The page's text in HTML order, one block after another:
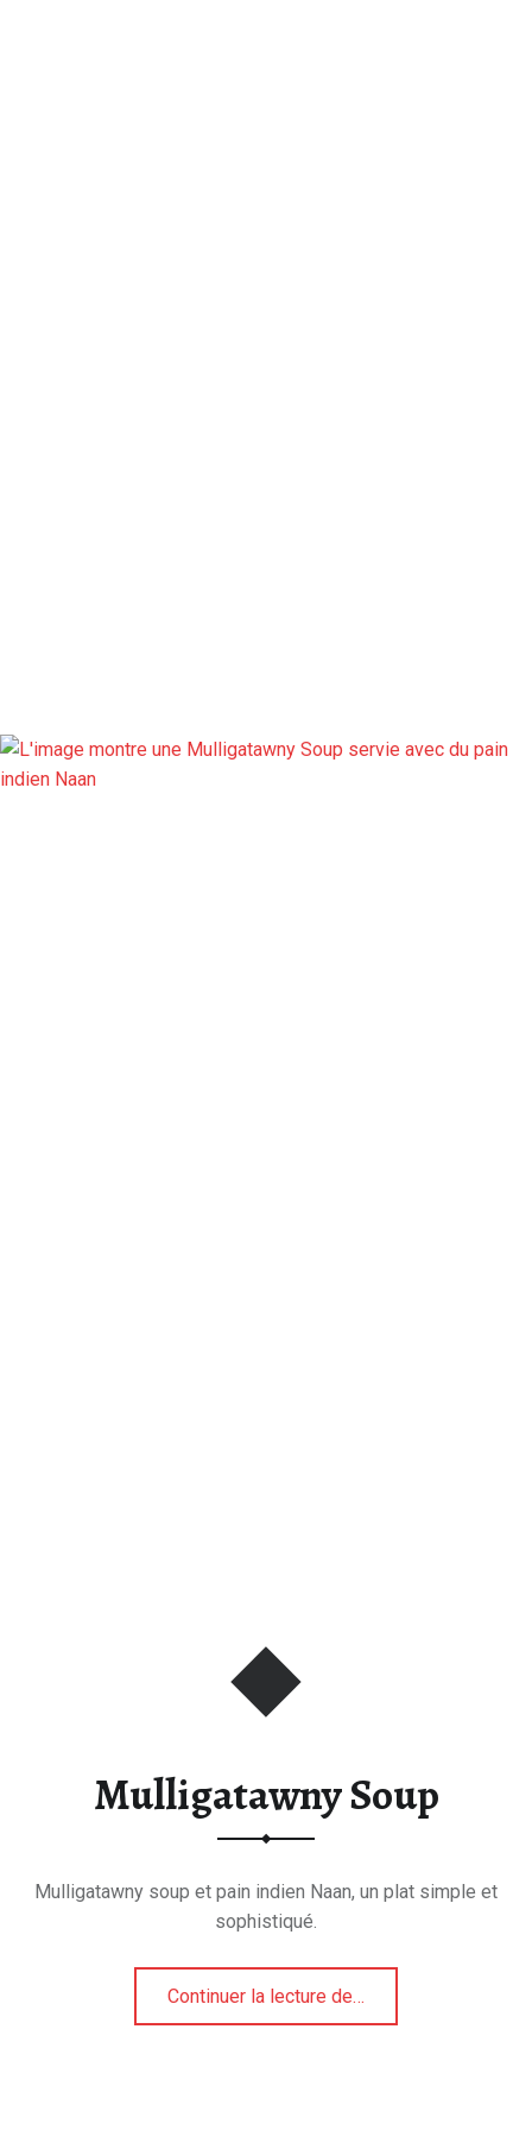
Mulligatawny Soup
Mulligatawny soup et pain indien Naan, un plat simple et
sophistiqué.
Continuer la lecture de…